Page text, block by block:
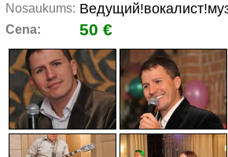
Nosaukums:
Cena: 50 €